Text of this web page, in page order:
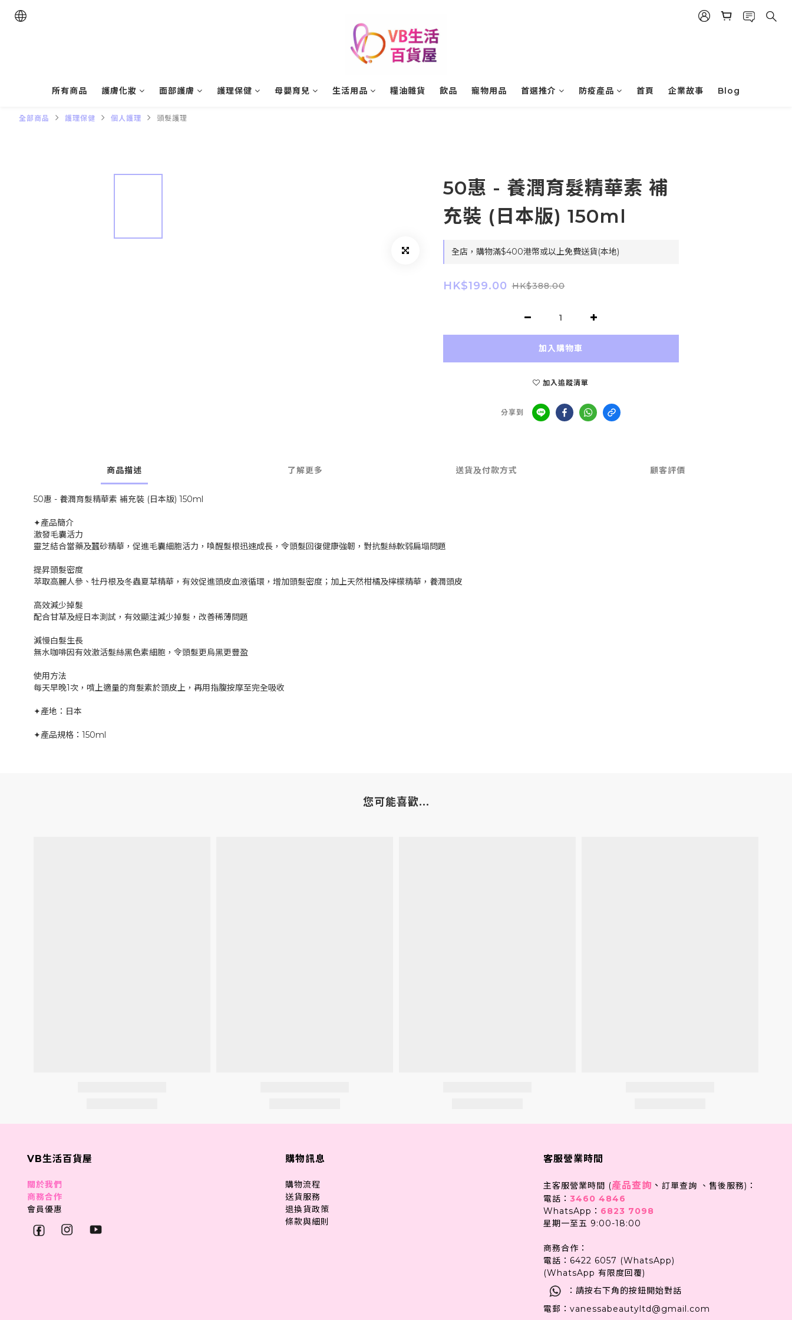
所有商品 護膚化妝 面部護膚 護理保健 母嬰育兒 生活用品 糧油雜貨 飲品 寵物用品 首選推介 防疫產品 首頁 企業故事 Blog
全部商品 護理保健 個人護理 頭髮護理
50惠 - 養潤育髮精華素 補
充裝 (日本版) 150ml
全店，購物滿$400港幣或以上免費送貨(本地)
HK$199.00 HK$388.00
加入購物車
加入追蹤清單
分享到
商品描述 了解更多 送貨及付款方式 顧客評價
50惠 - 養潤育髮精華素 補充裝 (日本版) 150ml
✦產品簡介
激發毛囊活力
靈芝結合當藥及蠶砂精華，促進毛囊細胞活力，喚醒髮根迅速成長，令頭髮回復健康強韌，對抗髮絲軟弱扁塌問題
提昇頭髮密度
萃取高麗人參、牡丹根及冬蟲夏草精華，有效促進頭皮血液循環，增加頭髮密度；加上天然柑橘及檸檬精華，養潤頭皮
高效減少掉髮
配合甘草及經日本測試，有效顯注減少掉髮，改善稀薄問題
減慢白髮生長
無水咖啡因有效激活髮絲黑色素細胞，令頭髮更烏黑更豐盈
使用方法
每天早晚1次，噴上適量的育髮素於頭皮上，再用指腹按摩至完全吸收
✦產地：日本
✦產品規格：150ml
您可能喜歡...
VB生活百貨屋
關於我們
商務合作
會員優惠
購物訊息
購物流程
送貨服務
退換貨政策
條款與細則
客服營業時間
主客服營業時間 (產品查詢 、 訂單查詢 、售後服務)：
電話： 3460 4846
WhatsApp： 6823 7098
星期一至五 9:00-18:00
商務合作：
電話：6422 6057 (WhatsApp)
(WhatsApp 有限度回覆)
：請按右下角的按鈕開始對話
電郵：vanessabeautyltd@gmail.com